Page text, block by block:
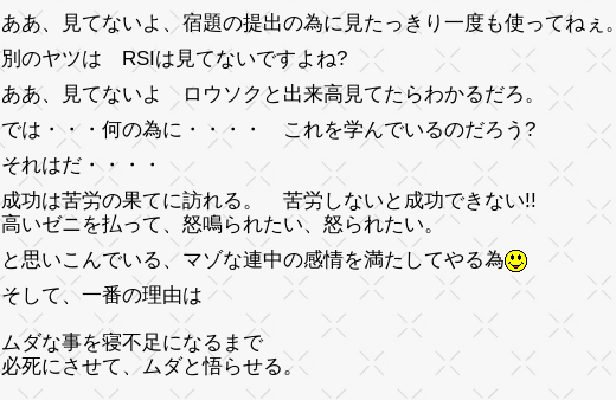
ああ、見てないよ、宿題の提出の為に見たっきり一度も使ってねぇ。
別のヤツは RSIは見てないですよね?
ああ、見てないよ ロウソクと出来高見てたらわかるだろ。
では・・・何の為に・・・・ これを学んでいるのだろう?
それはだ・・・・
成功は苦労の果てに訪れる。 苦労しないと成功できない!!
高いゼニを払って、怒鳴られたい、怒られたい。
と思いこんでいる、マゾな連中の感情を満たしてやる為
そして、一番の理由は
ムダな事を寝不足になるまで
必死にさせて、ムダと悟らせる。